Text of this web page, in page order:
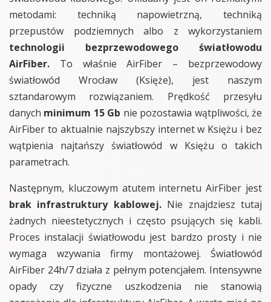
metodami: techniką napowietrzną, techniką
przepustów podziemnych albo z wykorzystaniem
technologii bezprzewodowego światłowodu
AirFiber. To właśnie AirFiber – bezprzewodowy
światłowód Wrocław (Księże), jest naszym
sztandarowym rozwiązaniem. Prędkość przesyłu
danych minimum 15 Gb nie pozostawia wątpliwości, że
AirFiber to aktualnie najszybszy internet w Księżu i bez
wątpienia najtańszy światłowód w Księżu o takich
parametrach.
Następnym, kluczowym atutem internetu AirFiber jest
brak infrastruktury kablowej.Nie znajdziesz tutaj
żadnych nieestetycznych i często psujących się kabli.
Proces instalacji światłowodu jest bardzo prosty i nie
wymaga wzywania firmy montażowej. Światłowód
AirFiber 24h/7 działa z pełnym potencjałem. Intensywne
opady czy fizyczne uszkodzenia nie stanowią